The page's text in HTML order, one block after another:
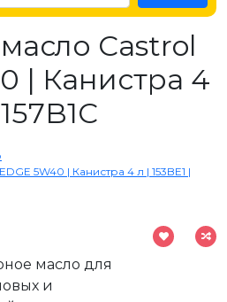
Castrol
| Канистра 4
5W40 | Канистра 4 л | 153BE1 |
масло для
и